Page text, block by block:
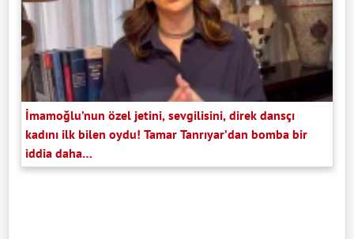
İmamoğlu’nun özel jetini, sevgilisini, direk dansçı
kadını ilk bilen oydu! Tamar Tanrıyar’dan bomba bir
iddia daha…